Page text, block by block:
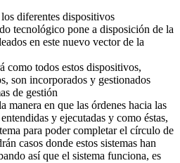
diferentes dispositivos
tecnológico pone a disposición de la
en este nuevo vector de la
como todos estos dispositivos,
son incorporados y gestionados
de gestión
manera en que las órdenes hacia las
y ejecutadas y como éstas,
para poder completar el círculo de
casos donde estos sistemas han
así que el sistema funciona, es